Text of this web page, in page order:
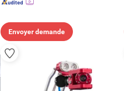
Envoyer demande